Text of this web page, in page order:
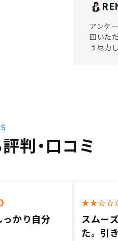
アンケ
回いた
う尽力
判・口コミ
かり自分
スムー
た。引